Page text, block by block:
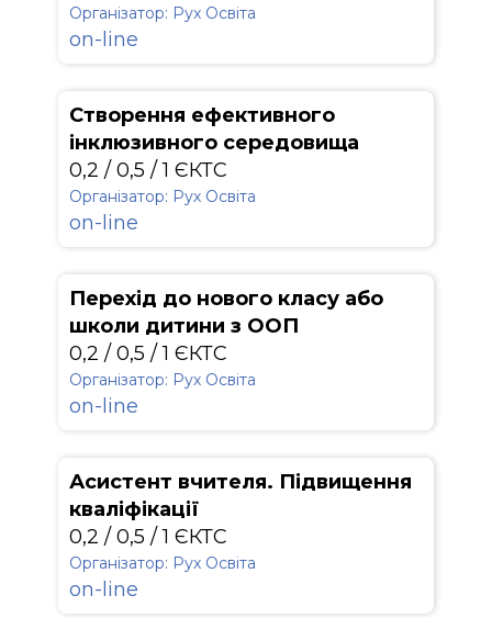
Організатор: Рух Освіта
on-line
Створення ефективного
інклюзивного середовища
0,2 / 0,5 / 1 ЄКТС
Організатор: Рух Освіта
on-line
Перехід до нового класу або
школи дитини з ООП
0,2 / 0,5 / 1 ЄКТС
Організатор: Рух Освіта
on-line
Асистент вчителя. Підвищення
кваліфікації
0,2 / 0,5 / 1 ЄКТС
Організатор: Рух Освіта
on-line